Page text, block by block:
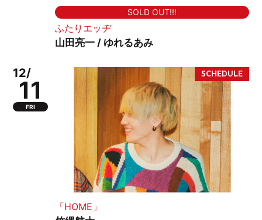
SOLD OUT!!!
ふたりエッヂ
山田亮一 / ゆれるあみ
12/
11
FRI
「HOME」